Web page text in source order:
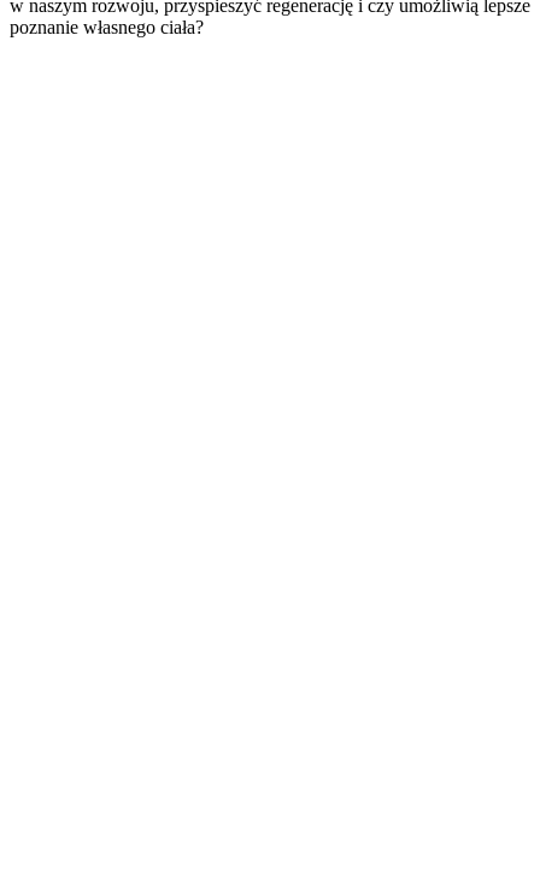
w naszym rozwoju, przyspieszyć regenerację i czy umożliwią lepsze
poznanie własnego ciała?